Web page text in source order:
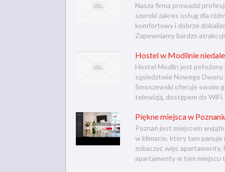
Nasza firma prowadzi
szeroki zakres usług dla
komfortowy i dobrze
Zapewniamy bardzo
Hostel w Modlinie
Hostel Modlin jest
sąsiedztwie Nowego
Smoszewski oferuje swoim
telewizją, dostępem do
Piękne miejsca w
Poznań jest miejscem
w klimacie, który tam panuje
zobaczyć więc apartamenty,
apartamenty w tym miejscu